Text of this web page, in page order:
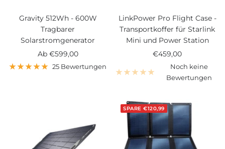
Gravity 512Wh - 600W
Tragbarer
Solarstromgenerator
Angebotspreis
Ab €599,00
25 Bewertungen
LinkPower Pro Flight Case -
Transportkoffer für Starlink
Mini und Power Station
Angebotspreis
€459,00
Noch keine
Bewertungen
SPARE €120,99